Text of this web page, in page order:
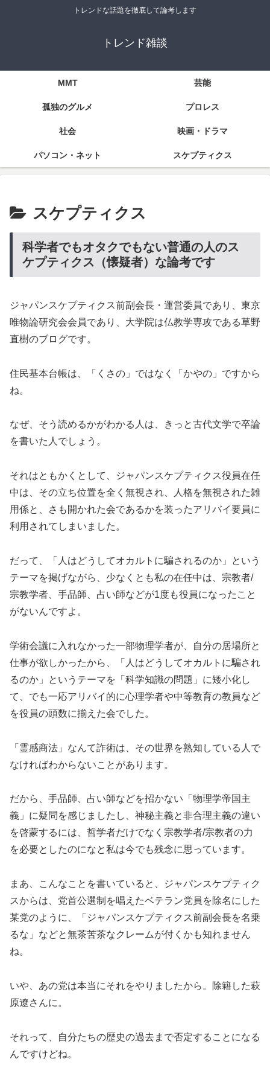
トレンドな話題を徹底して論考します
トレンド雑談
MMT 芸能
孤独のグルメ プロレス
社会 映画・ドラマ
パソコン・ネット スケプティクス
スケプティクス
科学者でもオタクでもない普通の人のス
ケプティクス（懐疑者）な論考です
ジャパンスケプティクス前副会長・運営委員であり、東京
唯物論研究会会員であり、大学院は仏教学専攻である草野
直樹のブログです。
住民基本台帳は、「くさの」ではなく「かやの」ですから
ね。
なぜ、そう読めるかがわかる人は、きっと古代文学で卒論
を書いた人でしょう。
それはともかくとして、ジャパンスケプティクス役員在任
中は、その立ち位置を全く無視され、人格を無視された雑
用係と、さも開かれた会であるかを装ったアリバイ要員に
利用されてしまいました。
だって、「人はどうしてオカルトに騙されるのか」という
テーマを掲げながら、少なくとも私の在任中は、宗教者/
宗教学者、手品師、占い師などが1度も役員になったこと
がないんですよ。
学術会議に入れなかった一部物理学者が、自分の居場所と
仕事が欲しかったから、「人はどうしてオカルトに騙され
るのか」というテーマを「科学知識の問題」に矮小化し
て、でも一応アリバイ的に心理学者や中等教育の教員など
を役員の頭数に揃えた会でした。
「霊感商法」なんて詐術は、その世界を熟知している人で
なければわからないことがあります。
だから、手品師、占い師などを招かない「物理学帝国主
義」に疑問を感じましたし、神秘主義と非合理主義の違い
を啓蒙するには、哲学者だけでなく宗教学者/宗教者の力
を必要としたのになと私は今でも残念に思っています。
まあ、こんなことを書いていると、ジャパンスケプティク
スからは、党首公選制を唱えたベテラン党員を除名にした
某党のように、「ジャパンスケプティクス前副会長を名乗
るな」などと無茶苦茶なクレームが付くかも知れません
ね。
いや、あの党は本当にそれをやりましたから。除籍した萩
原遼さんに。
それって、自分たちの歴史の過去まで否定することになる
んですけどね。